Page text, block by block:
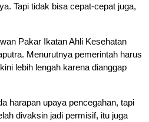
Tapi tidak bisa cepat-cepat juga,
Pakar Ikatan Ahli Kesehatan
Menurutnya pemerintah harus
lebih lengah karena dianggap
harapan upaya pencegahan, tapi
divaksin jadi permisif, itu juga